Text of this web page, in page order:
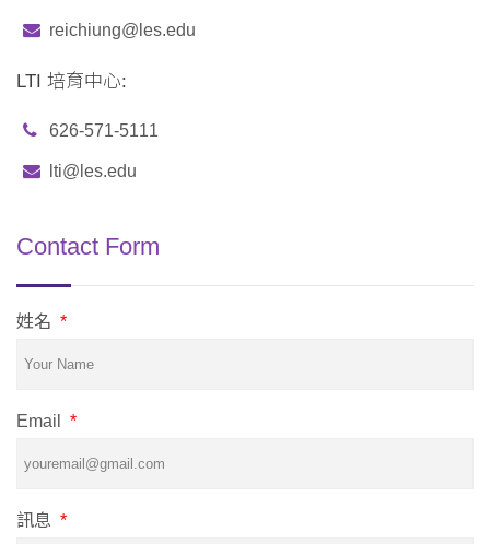
reichiung@les.edu
LTI 培育中心:
626-571-5111
lti@les.edu
Contact Form
姓名 *
Email *
訊息 *